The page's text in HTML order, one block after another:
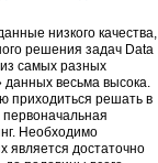
низкого качества,
решения задач Data
самых разных
данных весьма высока.
приходиться решать в
Необходимо
является достаточно